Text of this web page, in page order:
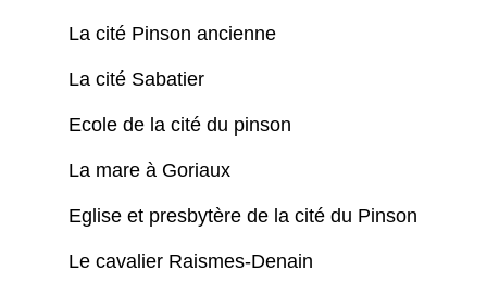
La cité Pinson ancienne
La cité Sabatier
Ecole de la cité du pinson
La mare à Goriaux
Eglise et presbytère de la cité du Pinson
Le cavalier Raismes-Denain